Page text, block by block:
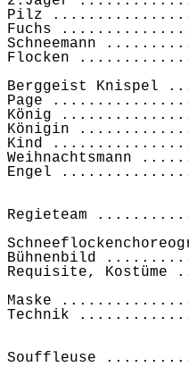
Pilz
Fuchs
Schneemann
Flocken
Berggeist Knispel
Page
König
Königin
Kind
Weihnachtsmann
Engel
Regieteam
Bühnenbild
Requisite,
Maske
Technik
Souffleuse